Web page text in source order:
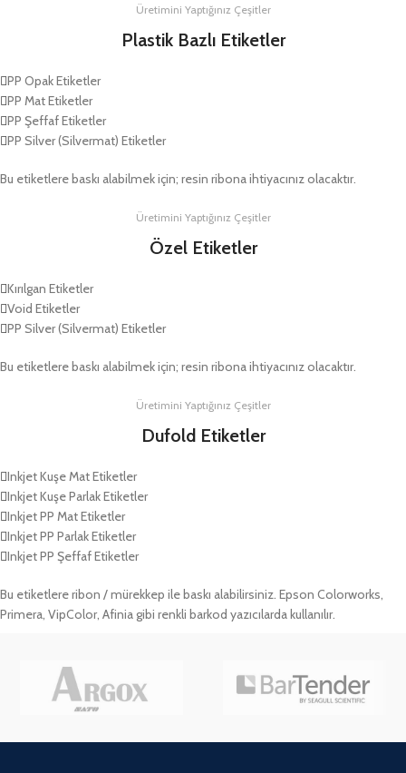
Üretimini Yaptığınız Çeşitler
Plastik Bazlı Etiketler
PP Opak Etiketler
PP Mat Etiketler
PP Şeffaf Etiketler
PP Silver (Silvermat) Etiketler
Bu etiketlere baskı alabilmek için; resin ribona ihtiyacınız olacaktır.
Üretimini Yaptığınız Çeşitler
Özel Etiketler
Kırılgan Etiketler
Void Etiketler
PP Silver (Silvermat) Etiketler
Bu etiketlere baskı alabilmek için; resin ribona ihtiyacınız olacaktır.
Üretimini Yaptığınız Çeşitler
Dufold Etiketler
Inkjet Kuşe Mat Etiketler
Inkjet Kuşe Parlak Etiketler
Inkjet PP Mat Etiketler
Inkjet PP Parlak Etiketler
Inkjet PP Şeffaf Etiketler
Bu etiketlere ribon / mürekkep ile baskı alabilirsiniz. Epson Colorworks,
Primera, VipColor, Afinia gibi renkli barkod yazıcılarda kullanılır.